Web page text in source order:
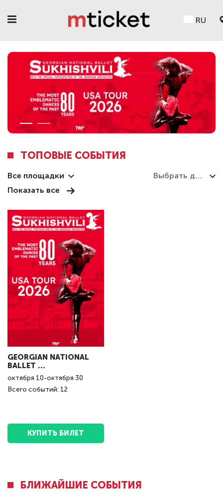
RU
ТОПОВЫЕ СОБЫТИЯ
Все площадки
Показать все
GEORGIAN NATIONAL
BALLET ...
октября 10-октября 30
Всего событий: 12
КУПИТЬ БИЛЕТ
БЛИЖАЙШИЕ СОБЫТИЯ